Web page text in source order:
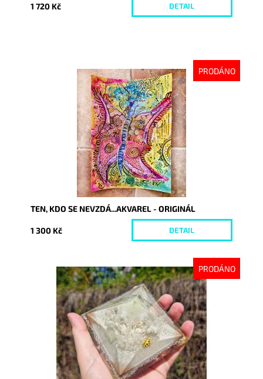
1 720 Kč DETAIL
PRODÁNO
Vyprodáno
9372
TEN, KDO SE NEVZDÁ...AKVAREL - ORIGINÁL
1 300 Kč DETAIL
PRODÁNO
Dostupnost:
Vyprodáno
10214